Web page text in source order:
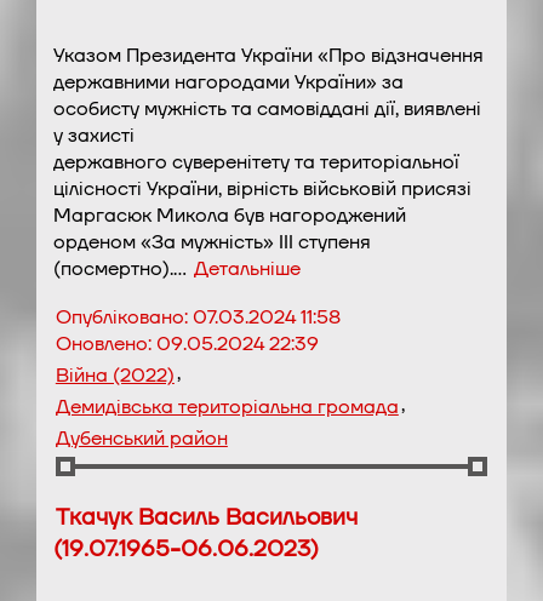
Указом Президента України «Про відзначення
державними нагородами України» за
особисту мужність та самовіддані дії, виявлені
у захисті
державного суверенітету та територіальної
цілісності України, вірність військовій присязі
Маргасюк Микола був нагороджений
орденом «За мужність» ІІІ ступеня
(посмертно).… Детальніше
Опубліковано:07.03.2024 11:58
Оновлено:09.05.2024 22:39
Війна (2022),
Демидівська територіальна громада,
Дубенський район
Ткачук Василь Васильович
(19.07.1965-06.06.2023)